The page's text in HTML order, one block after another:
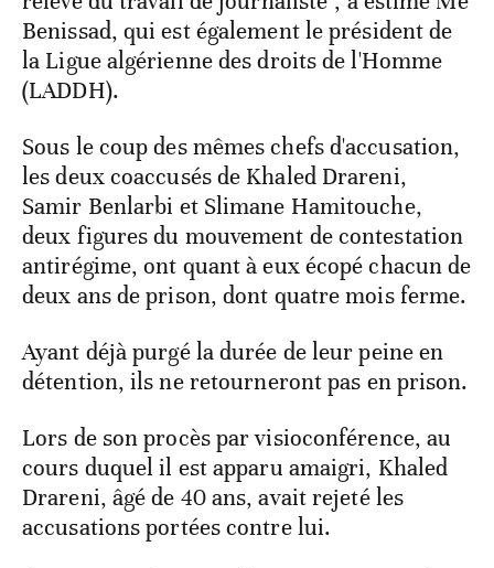
Benissad, qui est également le président de
la Ligue algérienne des droits de l'Homme
(LADDH).
Sous le coup des mêmes chefs d'accusation,
les deux coaccusés de Khaled Drareni,
Samir Benlarbi et Slimane Hamitouche,
deux figures du mouvement de contestation
antirégime, ont quant à eux écopé chacun de
deux ans de prison, dont quatre mois ferme.
Ayant déjà purgé la durée de leur peine en
détention, ils ne retourneront pas en prison.
Lors de son procès par visioconférence, au
cours duquel il est apparu amaigri, Khaled
Drareni, âgé de 40 ans, avait rejeté les
accusations portées contre lui.